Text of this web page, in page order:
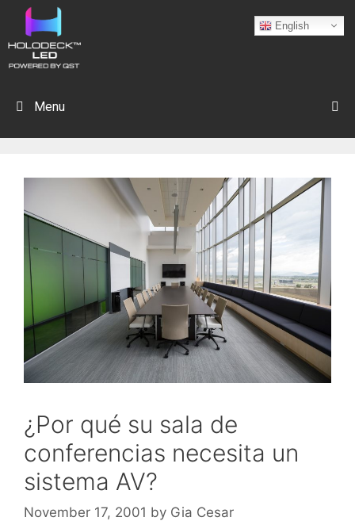
Menu
¿Por qué su sala de
conferencias necesita un
sistema AV?
November 17, 2001 by Gia Cesar
English